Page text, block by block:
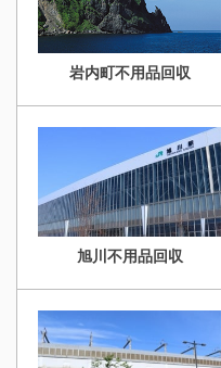
岩内町不用品回収
旭川不用品回収